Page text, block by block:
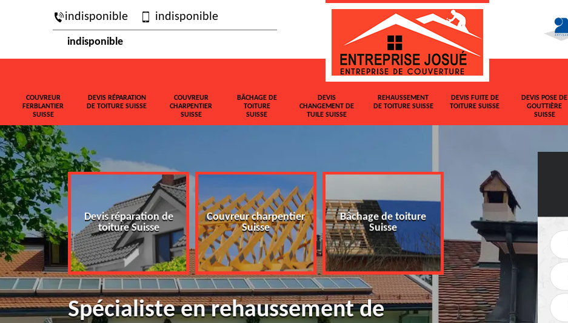
indisponible indisponible
indisponible
COUVREUR
FERBLANTIER
SUISSE
DEVIS RÉPARATION
DE TOITURE SUISSE
COUVREUR
CHARPENTIER
SUISSE
BÂCHAGE DE
TOITURE
SUISSE
DEVIS
CHANGEMENT DE
TUILE SUISSE
REHAUSSEMENT
DE TOITURE SUISSE
DEVIS FUITE DE
TOITURE SUISSE
DEVIS POSE DE
GOUTTIÈRE
SUISSE
Devis réparation de
toiture Suisse
Couvreur charpentier
Suisse
Bâchage de toiture
Suisse
Devis changement de
tuile Suisse
Spécialiste en rehaussement de